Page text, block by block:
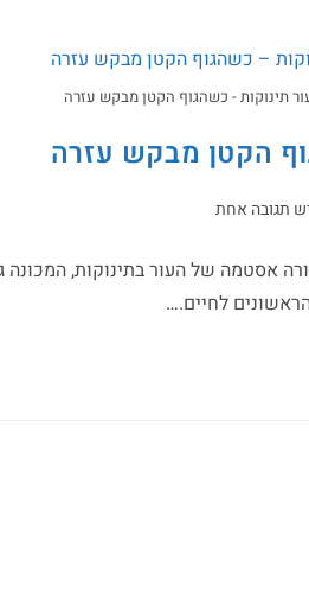
תינוקות - כשהגוף הקטן מבקש עזרה
הקטן מבקש עזרה
יש תגובה אחת
אסטמה של העור בתינוקות, המכונה
לחיים.…